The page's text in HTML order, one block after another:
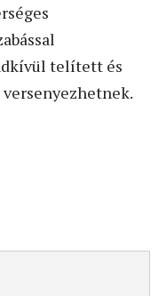
telített és